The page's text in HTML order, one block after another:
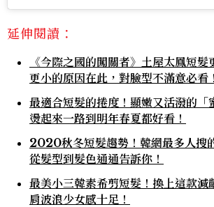
延伸閱讀：
《今際之國的闖關者》土屋太鳳短
更小的原因在此，對臉型不滿意必看！
最適合短髮的捲度！顯嫩又活潑的「
燙起來一路到明年春夏都好看！
2020秋冬短髮趨勢！韓網最多人搜
從髮型到髮色通通告訴你！
最美小三韓素希剪短髮！換上這款減
肩波浪少女感十足！